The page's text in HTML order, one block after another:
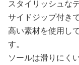
スタイリッシュな
サイドジップ付き
高い素材を使用し
す。
ソールは滑りにく